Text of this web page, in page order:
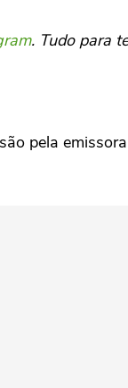
. Tudo para
pela